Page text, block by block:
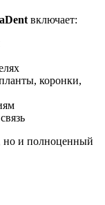
включает:
коронки,
но и полноценный